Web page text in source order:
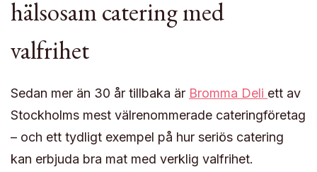
hälsosam catering med
valfrihet
Sedan mer än 30 år tillbaka är Bromma Deli ett av
Stockholms mest välrenommerade cateringföretag
– och ett tydligt exempel på hur seriös catering
kan erbjuda bra mat med verklig valfrihet.